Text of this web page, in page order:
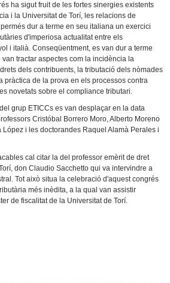
ha sigut fruit de les fortes sinergies existents
i la Universitat de Torí, les relacions de
dur a terme en seu italiana un exercici
d'imperiosa actualitat entre els
i italià. Conseqüentment, es van dur a terme
tractar aspectes com la incidència la
dels contribuents, la tributació dels nòmades
pràctica de la prova en els processos contra
novetats sobre el compliance tributari.
grup ETICCs es van desplaçar en la data
Cristóbal Borrero Moro, Alberto Moreno
i les doctorandes Raquel Alamà Perales i
cal citar la del professor emèrit de dret
don Claudio Sacchetto qui va intervindre a
Tot això situa la celebració d'aquest congrés
més inèdita, a la qual van assistir
de fiscalitat de la Universitat de Torí.